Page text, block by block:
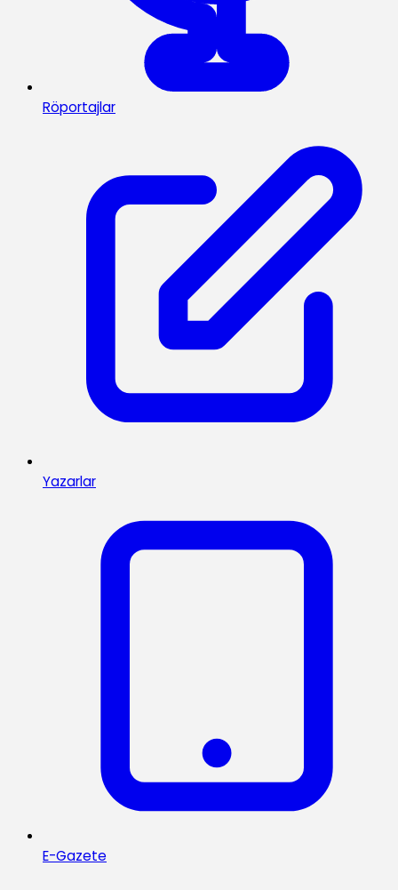
Röportajlar
Yazarlar
E-Gazete